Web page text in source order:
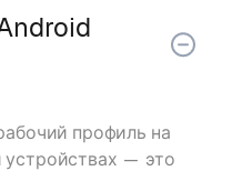
профиль на
— это